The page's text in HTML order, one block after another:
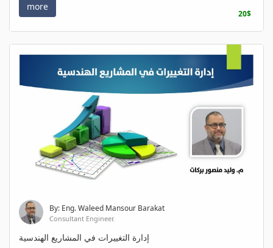
more
20$
By: Eng. Waleed Mansour Barakat
Consultant Engineer.
إدارة التغييرات في المشاريع الهندسية